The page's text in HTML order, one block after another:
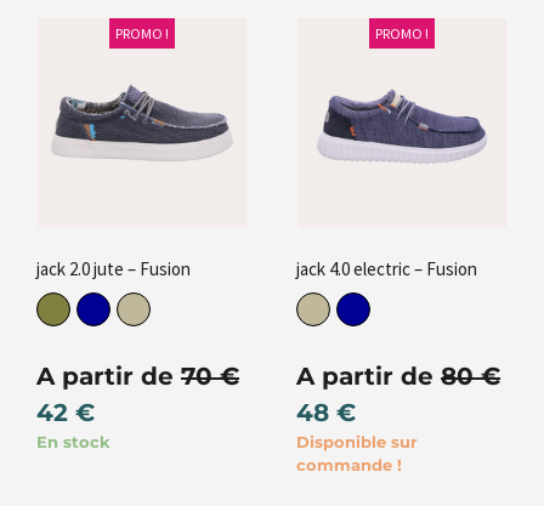
PROMO !
jack 2.0 jute – Fusion
A partir de 70€
42 €
En stock
PROMO !
jack 4.0 electric – Fusion
A partir de 80€
48 €
Disponible sur
commande !